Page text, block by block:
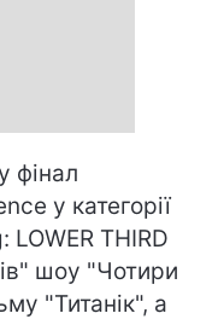
фінал
у категорії
THIRD
шоу "Чотири
"Титанік", а